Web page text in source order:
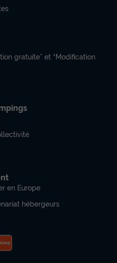
gratuite” et “Modification
en Europe
hébergeurs